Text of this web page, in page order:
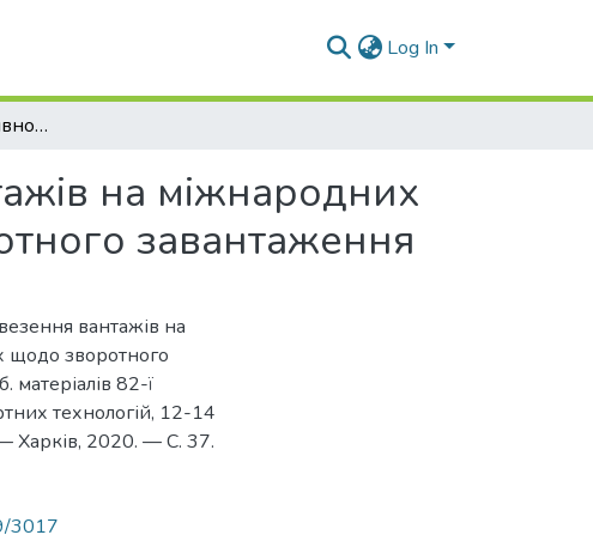
Log In
Підвищення ефективності перевезення вантажів на міжнародних маршрутах при різних стратегіях щодо зворотного завантаження
на міжнародних
завантаження
вантажів на
щодо зворотного
82-ї
технологій, 12-14
Харків, 2020. — С. 37.
3017